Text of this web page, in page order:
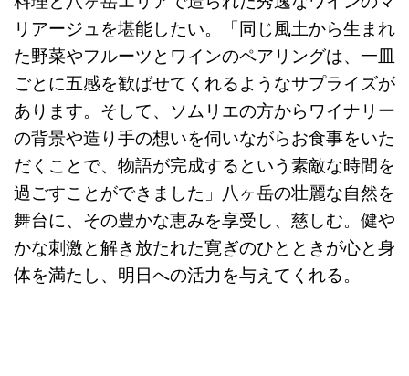
リアージュを堪能したい。「同じ風土から生まれ
た野菜やフルーツとワインのペアリングは、一皿
ごとに五感を歓ばせてくれるようなサプライズが
あります。そして、ソムリエの方からワイナリー
の背景や造り手の想いを伺いながらお食事をいた
だくことで、物語が完成するという素敵な時間を
過ごすことができました」八ヶ岳の壮麗な自然を
舞台に、その豊かな恵みを享受し、慈しむ。健や
かな刺激と解き放たれた寛ぎのひとときが心と身
体を満たし、明日への活力を与えてくれる。